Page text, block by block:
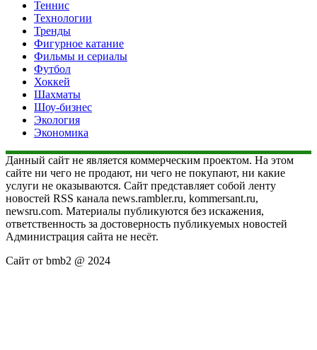
Теннис
Технологии
Тренды
Фигурное катание
Фильмы и сериалы
Футбол
Хоккей
Шахматы
Шоу-бизнес
Экология
Экономика
Данный сайт не является коммерческим проектом. На этом
сайте ни чего не продают, ни чего не покупают, ни какие
услуги не оказываются. Сайт представляет собой ленту
новостей RSS канала news.rambler.ru, kommersant.ru,
newsru.com. Материалы публикуются без искажения,
ответственность за достоверность публикуемых новостей
Администрация сайта не несёт.
Сайт от bmb2 @ 2024